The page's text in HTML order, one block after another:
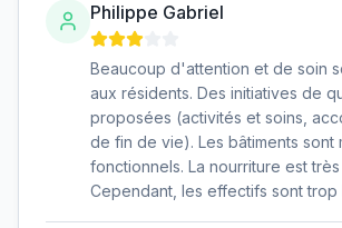
Philippe Gabriel
Beaucoup d'attention et de soin
aux résidents. Des initiatives de
proposées (activités et soins,
de fin de vie). Les bâtiments sont
fonctionnels. La nourriture est
Cependant, les effectifs sont trop